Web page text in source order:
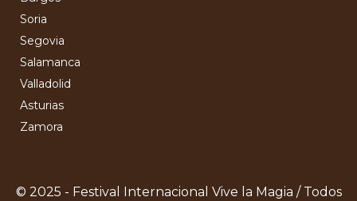
Soria
Segovia
Salamanca
Valladolid
Asturias
Zamora
© 2025 - Festival Internacional Vive la Magia / Todos